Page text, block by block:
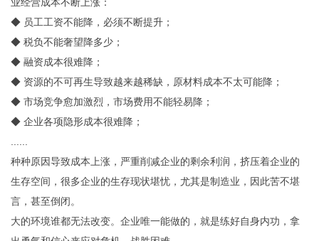
业经营成本不断上涨：
◆ 员工工资不能降，必须不断提升；
◆ 税负不能奢望降多少；
◆ 融资成本很难降；
◆ 资源的不可再生导致越来越稀缺，原材料成本不太可能降；
◆ 市场竞争愈加激烈，市场费用不能轻易降；
◆ 企业各项隐形成本很难降；
......
种种原因导致成本上涨，严重削减企业的剩余利润，挤压着企业的
生存空间，很多企业的生存现状堪忧，尤其是制造业，因此苦不堪
言，甚至倒闭。
大的环境谁都无法改变。企业唯一能做的，就是练好自身内功，拿